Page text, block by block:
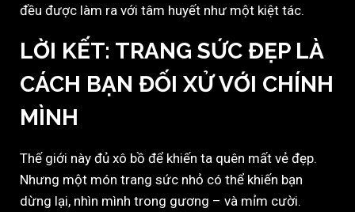
đều được làm ra với tâm huyết như một kiệt tác.
LỜI KẾT: TRANG SỨC ĐẸP LÀ
CÁCH BẠN ĐỐI XỬ VỚI CHÍNH
MÌNH
Thế giới này đủ xô bồ để khiến ta quên mất vẻ đẹp.
Nhưng một món trang sức nhỏ có thể khiến bạn
dừng lại, nhìn mình trong gương – và mỉm cười.